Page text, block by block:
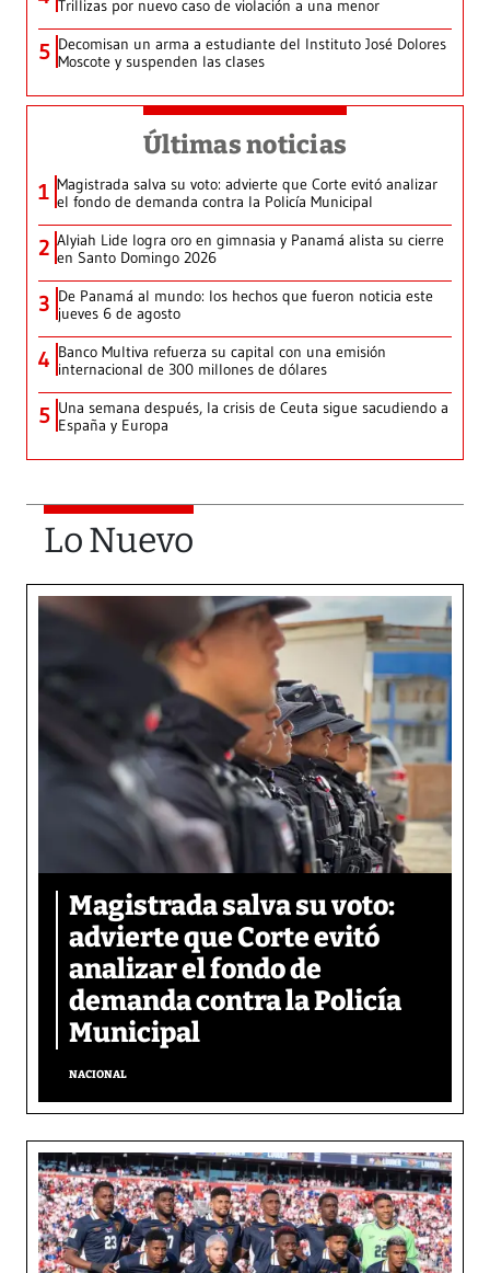
Trillizas por nuevo caso de violación a una menor
5 Decomisan un arma a estudiante del Instituto José Dolores
Moscote y suspenden las clases
Últimas noticias
1 Magistrada salva su voto: advierte que Corte evitó analizar
el fondo de demanda contra la Policía Municipal
2 Alyiah Lide logra oro en gimnasia y Panamá alista su cierre
en Santo Domingo 2026
3 De Panamá al mundo: los hechos que fueron noticia este
jueves 6 de agosto
4 Banco Multiva refuerza su capital con una emisión
internacional de 300 millones de dólares
5 Una semana después, la crisis de Ceuta sigue sacudiendo a
España y Europa
Lo Nuevo
Magistrada salva su voto:
advierte que Corte evitó
analizar el fondo de
demanda contra la Policía
Municipal
NACIONAL